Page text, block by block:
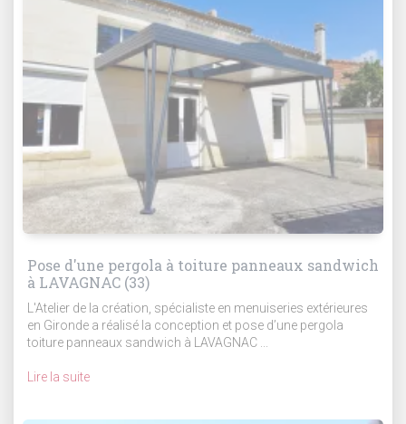
Pose d'une pergola à toiture panneaux sandwich
à LAVAGNAC (33)
L'Atelier de la création, spécialiste en menuiseries extérieures
en Gironde a réalisé la conception et pose d’une pergola
toiture panneaux sandwich à LAVAGNAC ...
Lire la suite